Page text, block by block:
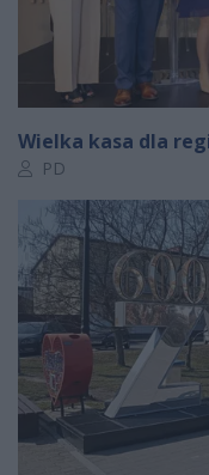
Wielka kasa dla
Autor artykułu:
PD